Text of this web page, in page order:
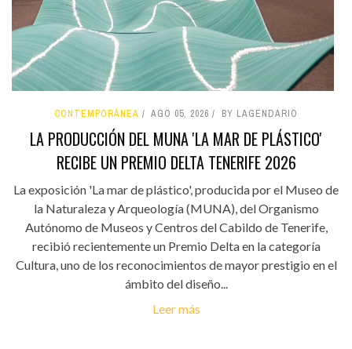
CONTEMPORÁNEA AGO 05, 2026 BY LAGENDARIO
LA PRODUCCIÓN DEL MUNA 'LA MAR DE PLÁSTICO'
RECIBE UN PREMIO DELTA TENERIFE 2026
La exposición 'La mar de plástico', producida por el Museo de
la Naturaleza y Arqueología (MUNA), del Organismo
Autónomo de Museos y Centros del Cabildo de Tenerife,
recibió recientemente un Premio Delta en la categoría
Cultura, uno de los reconocimientos de mayor prestigio en el
ámbito del diseño...
Leer más